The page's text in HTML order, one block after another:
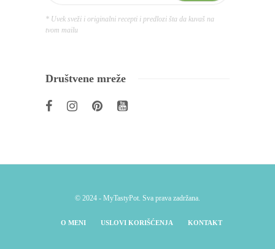
* Uvek sveži i originalni recepti i predlozi šta da kuvaš na
tvom mailu
Društvene mreže
© 2024 - MyTastyPot. Sva prava zadržana.
O MENI USLOVI KORIŠĆENJA KONTAKT